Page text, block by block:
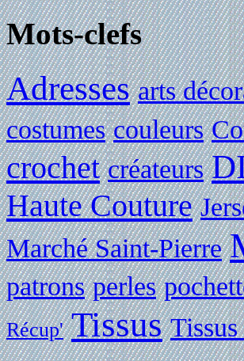
Mots-clefs
Adresses arts
costumes couleurs
crochet créateurs
Haute Couture
Marché Saint-Pierre
patrons perles
Récup' Tissus